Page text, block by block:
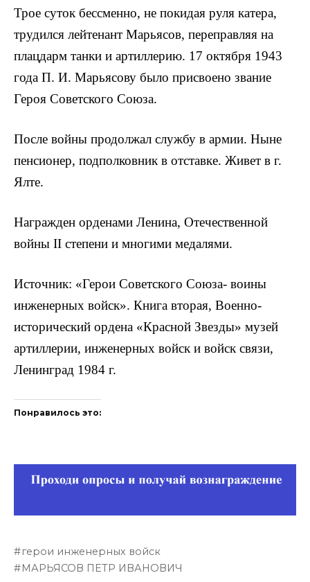
Трое суток бессменно, не покидая руля катера,
трудился лей­тенант Марьясов, переправляя на
плацдарм танки и артиллерию. 17 октября 1943
года П. И. Марьясову было присвоено звание
Героя Советского Союза.
После войны продолжал службу в армии. Ныне
пенсионер, подполковник в отставке. Живет в г.
Ялте.
Награжден орденами Ленина, Отечественной
войны II степени и многими медалями.
Источник: «Герои Советского Союза- воины
инженер­ных войск». Книга вторая, Военно-
исторический ордена «Красной Звезды» музей
артиллерии, инженерных войск и войск связи,
Ленинград 1984 г.
Понравилось это:
герои инженерных войск
МАРЬЯСОВ ПЕТР ИВАНОВИЧ